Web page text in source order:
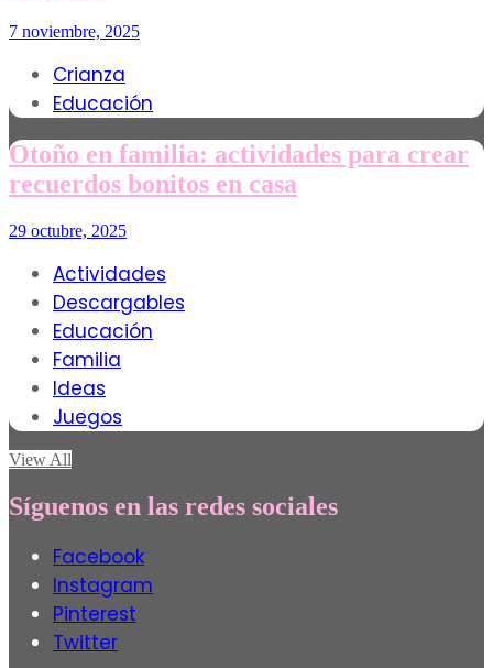
7 noviembre, 2025
Crianza
Educación
Otoño en familia: actividades para crear
recuerdos bonitos en casa
29 octubre, 2025
Actividades
Descargables
Educación
Familia
Ideas
Juegos
View All
Síguenos en las redes sociales
Facebook
Instagram
Pinterest
Twitter